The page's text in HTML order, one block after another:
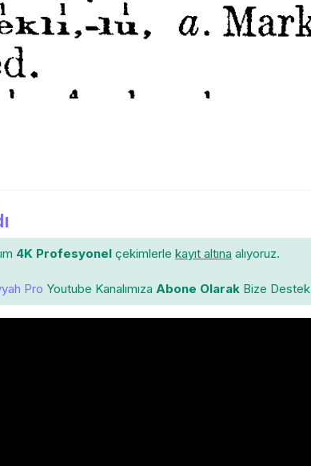
4K Profesyonel çekimlerle kayıt altına alıyoruz.
Pro Youtube Kanalımıza Abone Olarak Bize Destek